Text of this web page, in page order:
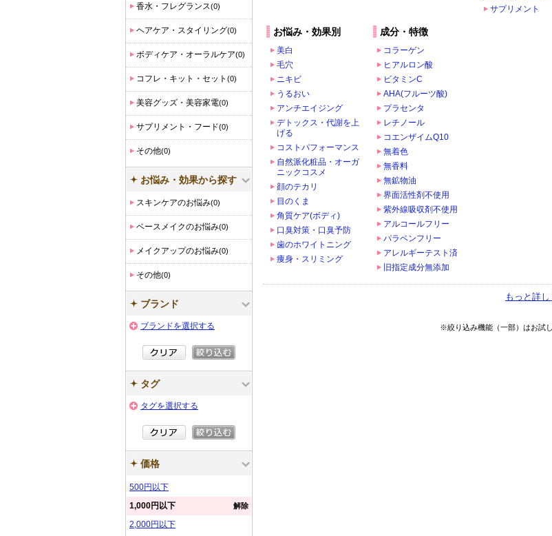
サプリメント
お悩み・効果別
美白
毛穴
ニキビ
うるおい
アンチエイジング
デトックス・代謝を上
げる
コストパフォーマンス
自然派化粧品・オーガ
ニックコスメ
顔のテカリ
目のくま
角質ケア(ボディ)
口臭対策・口臭予防
歯のホワイトニング
痩身・スリミング
成分・特徴
コラーゲン
ヒアルロン酸
ビタミンC
AHA(フルーツ酸)
プラセンタ
レチノール
コエンザイムQ10
無着色
無香料
無鉱物油
界面活性剤不使用
紫外線吸収剤不使用
アルコールフリー
パラベンフリー
アレルギーテスト済
旧指定成分無添加
もっと詳
※絞り込み機能（一部）はお試
香水・フレグランス(0)
ヘアケア・スタイリング(0)
ボディケア・オーラルケア(0)
コフレ・キット・セット (0)
美容グッズ・美容家電(0)
サプリメント・フード(0)
その他(0)
お悩み・効果から探す
スキンケアのお悩み(0)
ベースメイクのお悩み(0)
メイクアップのお悩み(0)
その他(0)
ブランド
ブランドを選択する
タグ
タグを選択する
価格
500円以下
1,000円以下
解除
2,000円以下